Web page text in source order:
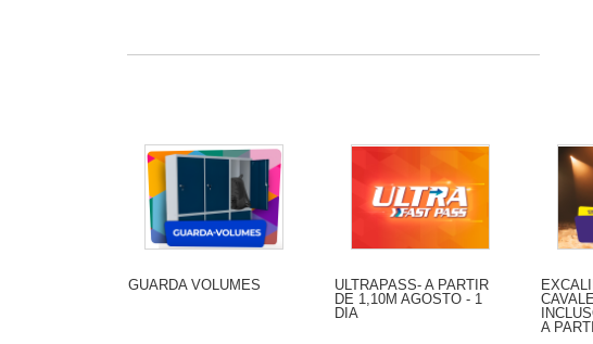
GUARDA VOLUMES
ULTRAPASS- A PARTIR
DE 1,10M AGOSTO - 1
DIA
A